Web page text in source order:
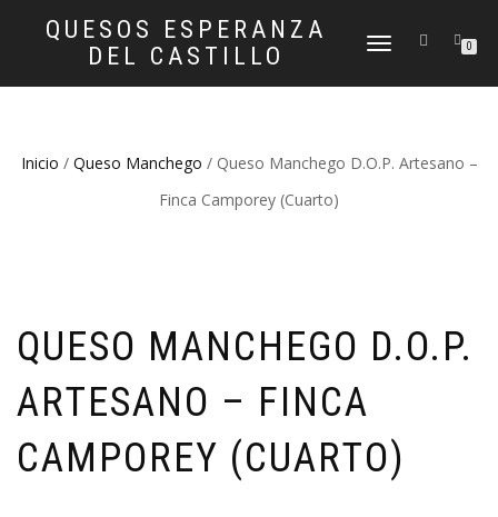
QUESOS ESPERANZA
DEL CASTILLO
CAMBIAR
0
Inicio / Queso Manchego / Queso Manchego D.O.P. Artesano –
Finca Camporey (Cuarto)
QUESO MANCHEGO D.O.P.
ARTESANO – FINCA
CAMPOREY (CUARTO)